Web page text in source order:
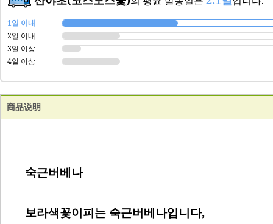
1일 이내
2일 이내
3일 이상
4일 이상
商品说明
숙근버베나
보라색꽃이피는 숙근버베나입니다,